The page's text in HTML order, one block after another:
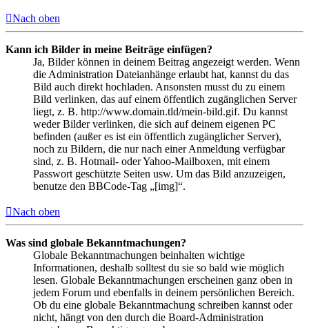
Nach oben
Kann ich Bilder in meine Beiträge einfügen?
Ja, Bilder können in deinem Beitrag angezeigt werden. Wenn
die Administration Dateianhänge erlaubt hat, kannst du das
Bild auch direkt hochladen. Ansonsten musst du zu einem
Bild verlinken, das auf einem öffentlich zugänglichen Server
liegt, z. B. http://www.domain.tld/mein-bild.gif. Du kannst
weder Bilder verlinken, die sich auf deinem eigenen PC
befinden (außer es ist ein öffentlich zugänglicher Server),
noch zu Bildern, die nur nach einer Anmeldung verfügbar
sind, z. B. Hotmail- oder Yahoo-Mailboxen, mit einem
Passwort geschützte Seiten usw. Um das Bild anzuzeigen,
benutze den BBCode-Tag „[img]“.
Nach oben
Was sind globale Bekanntmachungen?
Globale Bekanntmachungen beinhalten wichtige
Informationen, deshalb solltest du sie so bald wie möglich
lesen. Globale Bekanntmachungen erscheinen ganz oben in
jedem Forum und ebenfalls in deinem persönlichen Bereich.
Ob du eine globale Bekanntmachung schreiben kannst oder
nicht, hängt von den durch die Board-Administration